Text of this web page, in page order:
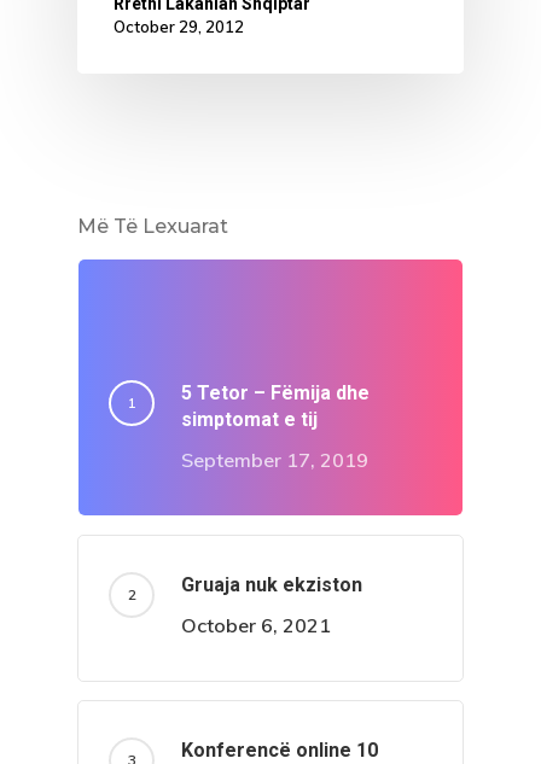
October 29, 2012
Më Të Lexuarat
5 Tetor – Fëmija dhe
simptomat e tij
September 17, 2019
Gruaja nuk ekziston
October 6, 2021
Konferencë online 10